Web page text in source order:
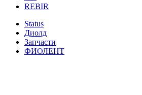
REBIR
Status
Диолд
Запчасти
ФИОЛЕНТ